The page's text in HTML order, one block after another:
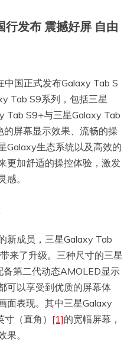
发布 震撼好屏 自由
国正式发布Galaxy Tab S
Tab S9系列，包括三星
Tab S9+与三星Galaxy Tab
屏幕显示效果、流畅的操
Galaxy生态系统以及高效的
更加舒适的操控体验，激发
。
新成员，三星Galaxy Tab
来了升级。三种尺寸的三星
第二代动态AMOLED显示
可以享受到优质的屏幕体
面表现。其中三星Galaxy
（直角） [1]的宽幅屏幕，
。